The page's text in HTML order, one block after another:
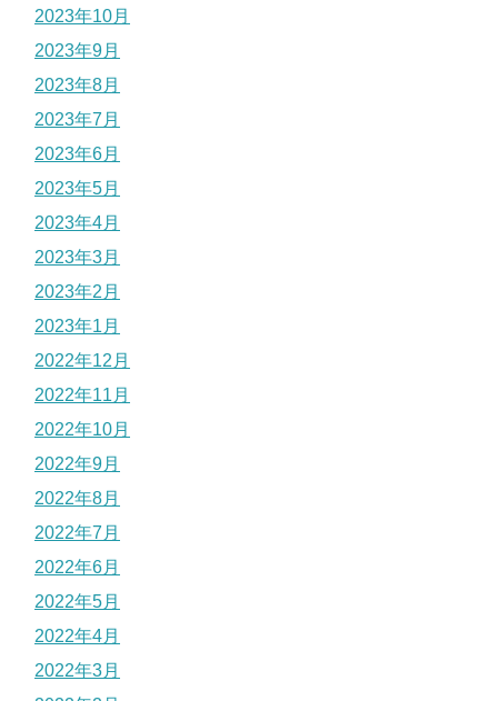
2023年10月
2023年9月
2023年8月
2023年7月
2023年6月
2023年5月
2023年4月
2023年3月
2023年2月
2023年1月
2022年12月
2022年11月
2022年10月
2022年9月
2022年8月
2022年7月
2022年6月
2022年5月
2022年4月
2022年3月